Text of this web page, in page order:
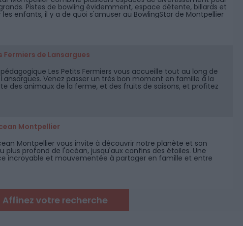
Pistes de bowling évidemment, espace détente, billards et
les enfants, il y a de quoi s'amuser au BowlingStar de Montpellier
le quartier Près d'Arènes.
Fermiers de Lansargues
Les Petits Fermiers vous accueille tout au long de
Venez passer un très bon moment en famille à la
des animaux de la ferme, et des fruits de saisons, et profitez
Montpellier
Montpellier vous invite à découvrir notre planète et son
plus profond de l'océan, jusqu'aux confins des étoiles. Une
incroyable et mouvementée à partager en famille et entre
savourer en solo !
Affinez votre recherche